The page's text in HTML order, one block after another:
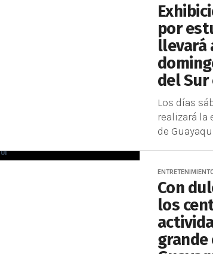
por
llevará
del Sur
Los días
realizará la
de
Con
los
grande